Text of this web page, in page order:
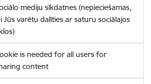
mediju sīkdatnes (nepieciešamas,
Jūs varētu dalīties ar saturu sociālajos
is needed for all users for
content